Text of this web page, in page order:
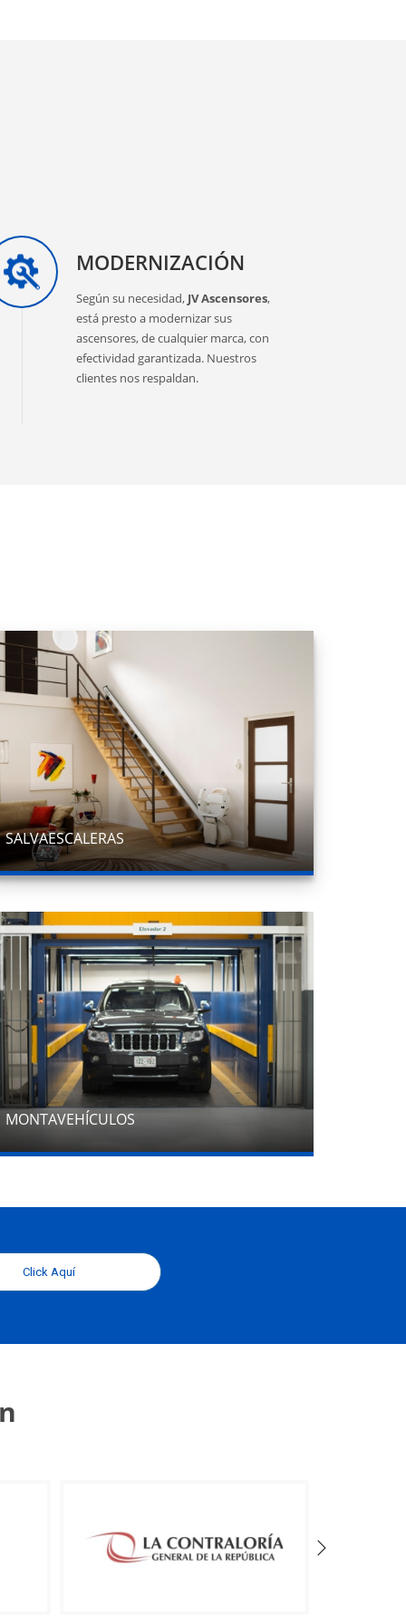
MODERNIZACIÓN
Según su necesidad, JV Ascensores,
está presto a modernizar sus
ascensores, de cualquier marca, con
efectividad garantizada. Nuestros
clientes nos respaldan.
SALVAESCALERAS
MONTAVEHÍCULOS
Click Aquí